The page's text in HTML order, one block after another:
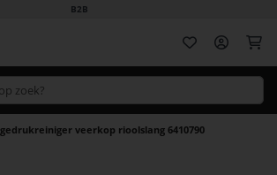
B2B
veerkop rioolslang 6410790